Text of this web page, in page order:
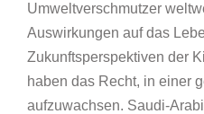
Umweltverschmutzer
Auswirkungen auf das
Zukunftsperspektiven der
haben das Recht, in einer
aufzuwachsen. Saudi-